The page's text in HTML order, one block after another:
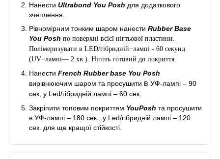
Нанести Ultrabond You Posh для додаткового
зчеплення.
Рівномірним тонким шаром нанести Rubber Base
You Posh по поверхні всієї нігтьової пластини.
Полімеризувати в LED/гібридній−лампі - 60 секунд
(UV−лампі— 2 хв.). Ніготь готовий до покриття.
Нанести French Rubber base You Posh
вирівнюючим шаром та просушити в УФ-лампі – 90
сек, у Led/гібридній лампі – 60 сек.
Закріпити топовим покриттям YouPosh та просушити
в УФ-лампі – 180 сек., у Led/гібридній лампі – 120
сек. для ще кращої стійкості.